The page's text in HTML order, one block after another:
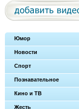
Юмор
Новости
Спорт
Познавательное
Кино и ТВ
Жесть